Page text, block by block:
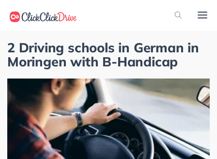
2 Driving schools in German in
Moringen with B-Handicap